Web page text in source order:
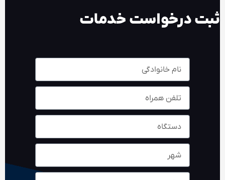
ثبت درخواست خدمات​